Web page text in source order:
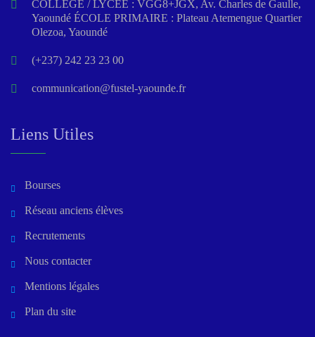
COLLEGE / LYCEE : VGG8+JGX, Av. Charles de Gaulle,
Yaoundé ÉCOLE PRIMAIRE : Plateau Atemengue Quartier
Olezoa, Yaoundé
(+237) 242 23 23 00
communication@fustel-yaounde.fr
Liens Utiles
Bourses
Réseau anciens élèves
Recrutements
Nous contacter
Mentions légales
Plan du site